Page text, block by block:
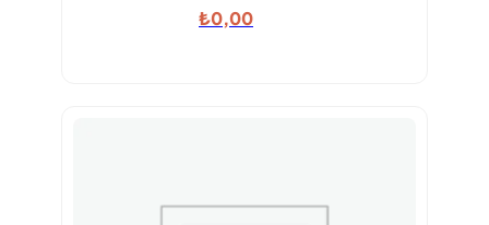
₺0,00